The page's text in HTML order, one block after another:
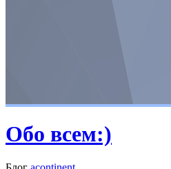
Обо всем:)